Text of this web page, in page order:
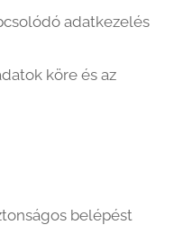
adatkezelés
köre és az
belépést